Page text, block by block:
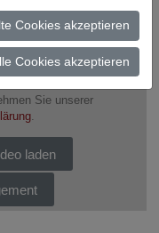
Inhalte und Cookies von
Sie unserer
laden
Cookies akzeptieren
Cookies akzeptieren